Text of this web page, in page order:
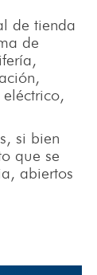
de tienda
de
si bien
que se
abiertos